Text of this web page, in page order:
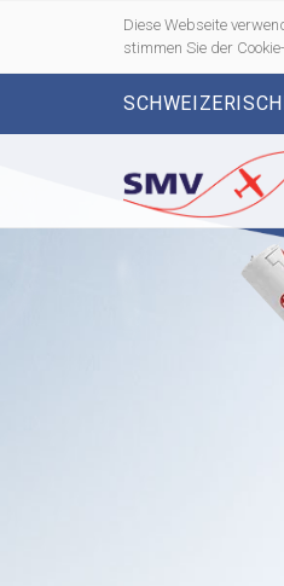
Diese Webseite
stimmen Sie der